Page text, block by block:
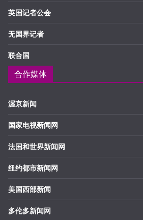
英国记者公会
无国界记者
联合国
合作媒体
渥京新闻
国家电视新闻网
法国和世界新闻网
纽约都市新闻网
美国西部新闻
多伦多新闻网